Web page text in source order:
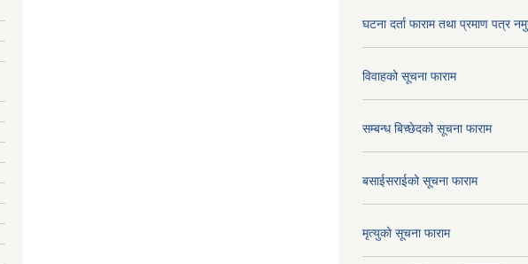
घटना दर्ता फाराम तथा प्रमाण पत्र
विवाहको सूचना फाराम
सम्बन्ध बिच्छेदको सूचना फाराम
बसाईसराईको सूचना फाराम
मृत्युको सूचना फाराम